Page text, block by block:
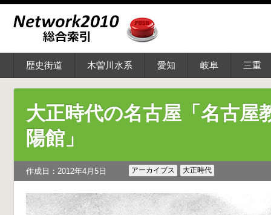
歴史街道 木曽川水系 愛知 岐阜 三重
大正時代の名古屋「名古屋
陽館」
作成日：2012年4月5日 アーカイブス 大正時代